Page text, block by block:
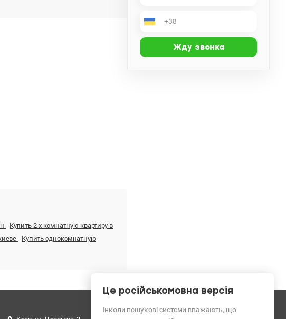
Купить 2-х комнатную квартиру в
Купить однокомнатную
044 503 08 08
Средний рейтинг
Це російськомовна версія
Інколи пошукові системи вважають, що